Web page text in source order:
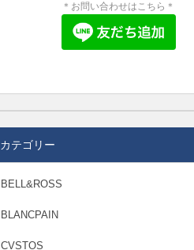
＊お問い合わせはこちら＊
カテゴリー
BELL&ROSS
BLANCPAIN
CVSTOS